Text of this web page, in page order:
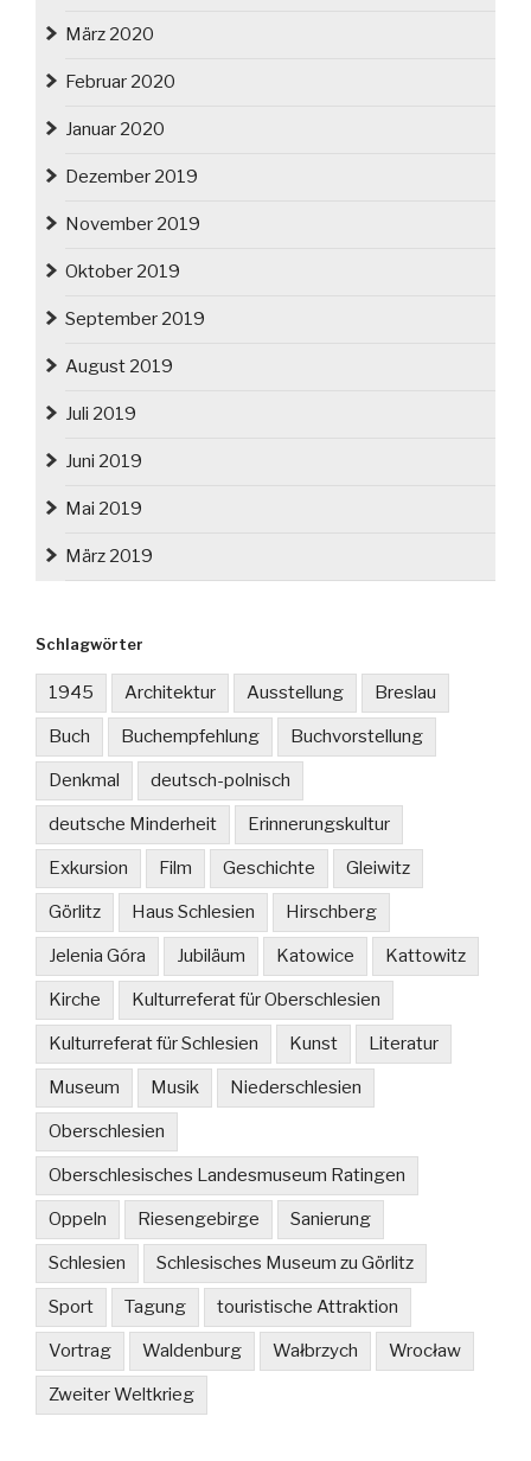
März 2020
Februar 2020
Januar 2020
Dezember 2019
November 2019
Oktober 2019
September 2019
August 2019
Juli 2019
Juni 2019
Mai 2019
März 2019
Schlagwörter
1945 Architektur Ausstellung Breslau
Buch Buchempfehlung Buchvorstellung
Denkmal deutsch-polnisch
deutsche Minderheit Erinnerungskultur
Exkursion Film Geschichte Gleiwitz
Görlitz Haus Schlesien Hirschberg
Jelenia Góra Jubiläum Katowice Kattowitz
Kirche Kulturreferat für Oberschlesien
Kulturreferat für Schlesien Kunst Literatur
Museum Musik Niederschlesien
Oberschlesien
Oberschlesisches Landesmuseum Ratingen
Oppeln Riesengebirge Sanierung
Schlesien Schlesisches Museum zu Görlitz
Sport Tagung touristische Attraktion
Vortrag Waldenburg Wałbrzych Wrocław
Zweiter Weltkrieg